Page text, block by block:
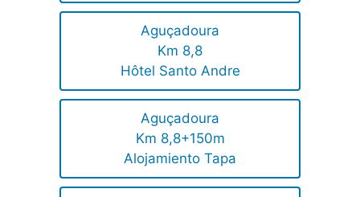
Aguçadoura
Km 8,8
Hôtel Santo Andre
Aguçadoura
Km 8,8+150m
Alojamiento Tapa